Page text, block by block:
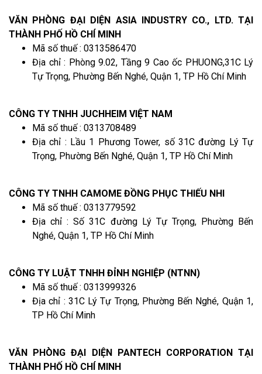
VĂN PHÒNG ĐẠI DIỆN ASIA INDUSTRY CO., LTD. TẠI
THÀNH PHỐ HỒ CHÍ MINH
Mã số thuế : 0313586470
Địa chỉ : Phòng 9.02, Tầng 9 Cao ốc PHUONG,31C Lý
Tự Trọng, Phường Bến Nghé, Quận 1, TP Hồ Chí Minh
CÔNG TY TNHH JUCHHEIM VIỆT NAM
Mã số thuế : 0313708489
Địa chỉ : Lầu 1 Phương Tower, số 31C đường Lý Tự
Trọng, Phường Bến Nghé, Quận 1, TP Hồ Chí Minh
CÔNG TY TNHH CAMOME ĐỒNG PHỤC THIẾU NHI
Mã số thuế : 0313779592
Địa chỉ : Số 31C đường Lý Tự Trọng, Phường Bến
Nghé, Quận 1, TP Hồ Chí Minh
CÔNG TY LUẬT TNHH ĐỈNH NGHIỆP (NTNN)
Mã số thuế : 0313999326
Địa chỉ : 31C Lý Tự Trọng, Phường Bến Nghé, Quận 1,
TP Hồ Chí Minh
VĂN PHÒNG ĐẠI DIỆN PANTECH CORPORATION TẠI
THÀNH PHỐ HỒ CHÍ MINH